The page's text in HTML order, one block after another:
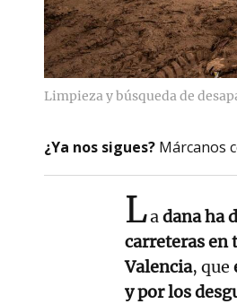
Limpieza y búsqueda de
¿Ya nos sigues? Márcanos
Ladana ha
carreteras en
Valencia, que
y por los